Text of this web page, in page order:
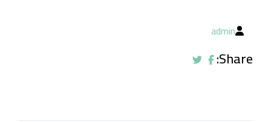
admin
Share: